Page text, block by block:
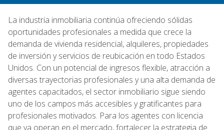
La industria inmobiliaria continúa ofreciendo sólidas
oportunidades profesionales a medida que crece la
demanda de vivienda residencial, alquileres, propiedades
de inversión y servicios de reubicación en todo Estados
Unidos. Con un potencial de ingresos flexible, atracción a
diversas trayectorias profesionales y una alta demanda de
agentes capacitados, el sector inmobiliario sigue siendo
uno de los campos más accesibles y gratificantes para
profesionales motivados. Para los agentes con licencia
que ya operan en el mercado, fortalecer la estrategia de